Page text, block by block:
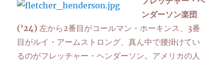
ンダーソン楽団
(’24) 左から2番目がコールマン・ホーキンス、3番
目がルイ・アームストロング、真ん中で腰掛けてい
るのがフレッチャー・ヘンダーソン。アメリカの人